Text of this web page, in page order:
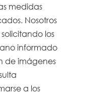
medidas
Nosotros
los
informado
de imágenes
a los